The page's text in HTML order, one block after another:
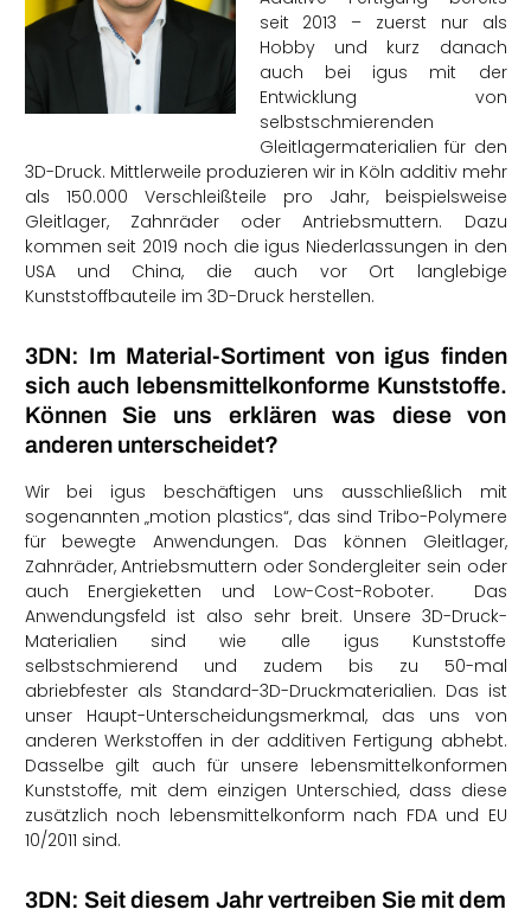
seit 2013 – zuerst nur als
Hobby und kurz danach
auch bei igus mit der
Entwicklung von
selbstschmierenden
Gleitlagermaterialien für den
3D-Druck. Mittlerweile produzieren wir in Köln additiv mehr
als 150.000 Verschleißteile pro Jahr, beispielsweise
Gleitlager, Zahnräder oder Antriebsmuttern. Dazu
kommen seit 2019 noch die igus Niederlassungen in den
USA und China, die auch vor Ort langlebige
Kunststoffbauteile im 3D-Druck herstellen.
3DN: Im Material-Sortiment von igus finden
sich auch lebensmittelkonforme Kunststoffe.
Können Sie uns erklären was diese von
anderen unterscheidet?
Wir bei igus beschäftigen uns ausschließlich mit
sogenannten „motion plastics“, das sind Tribo-Polymere
für bewegte Anwendungen. Das können Gleitlager,
Zahnräder, Antriebsmuttern oder Sondergleiter sein oder
auch Energieketten und Low-Cost-Roboter.
Das
Anwendungsfeld ist also sehr breit. Unsere 3D-Druck-
Materialien sind wie alle igus Kunststoffe
selbstschmierend und zudem bis zu 50-mal
abriebfester als Standard-3D-Druckmaterialien. Das ist
unser Haupt-Unterscheidungsmerkmal, das uns von
anderen Werkstoffen in der additiven Fertigung abhebt.
Dasselbe gilt auch für unsere lebensmittelkonformen
Kunststoffe, mit dem einzigen Unterschied, dass diese
zusätzlich noch lebensmittelkonform nach FDA und EU
10/2011 sind.
3DN: Seit diesem Jahr vertreiben Sie mit dem